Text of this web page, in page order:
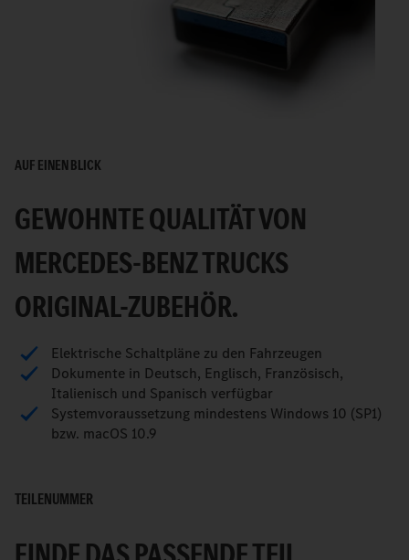
AUF EINEN BLICK
GEWOHNTE QUALITÄT VON
MERCEDES-BENZ TRUCKS
ORIGINAL-ZUBEHÖR.
Elektrische Schaltpläne zu den Fahrzeugen
Dokumente in Deutsch, Englisch, Französisch,
Italienisch und Spanisch verfügbar
Systemvoraussetzung mindestens Windows 10 (SP1)
bzw. macOS 10.9
TEILENUMMER